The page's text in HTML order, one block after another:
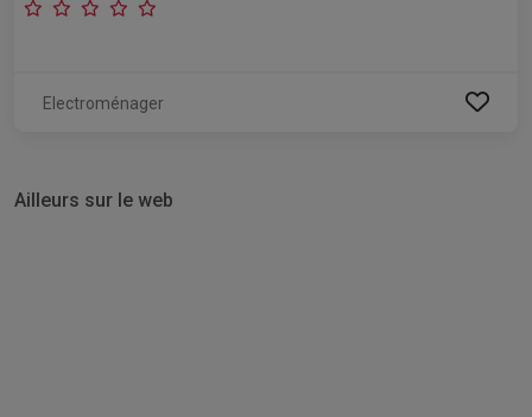
Electroménager
Ailleurs sur le web